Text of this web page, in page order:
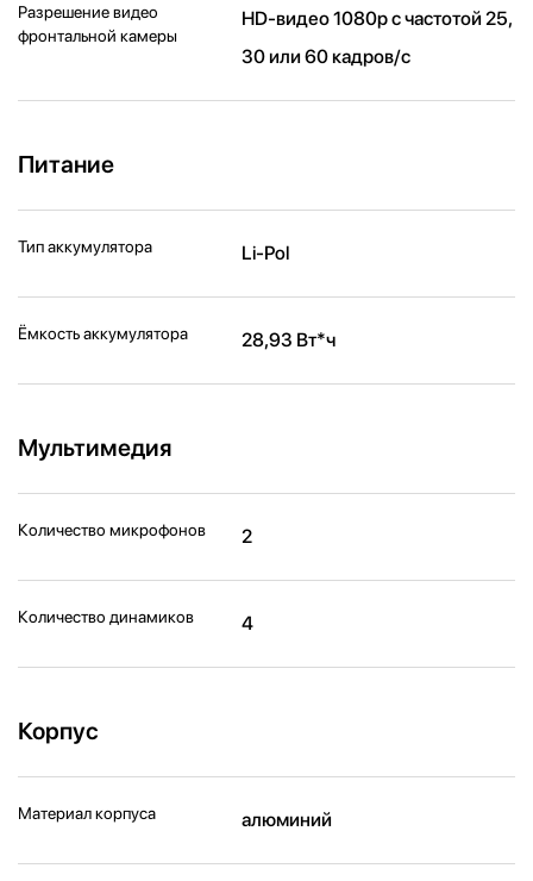
Разрешение видео
фронтальной камеры
HD-видео 1080p с частотой 25,
30 или 60 кадров/ с
Питание
Тип аккумулятора Li-Pol
Ёмкость аккумулятора 28,93 Вт*ч
Мультимедия
Количество микрофонов 2
Количество динамиков 4
Корпус
Материал корпуса алюминий